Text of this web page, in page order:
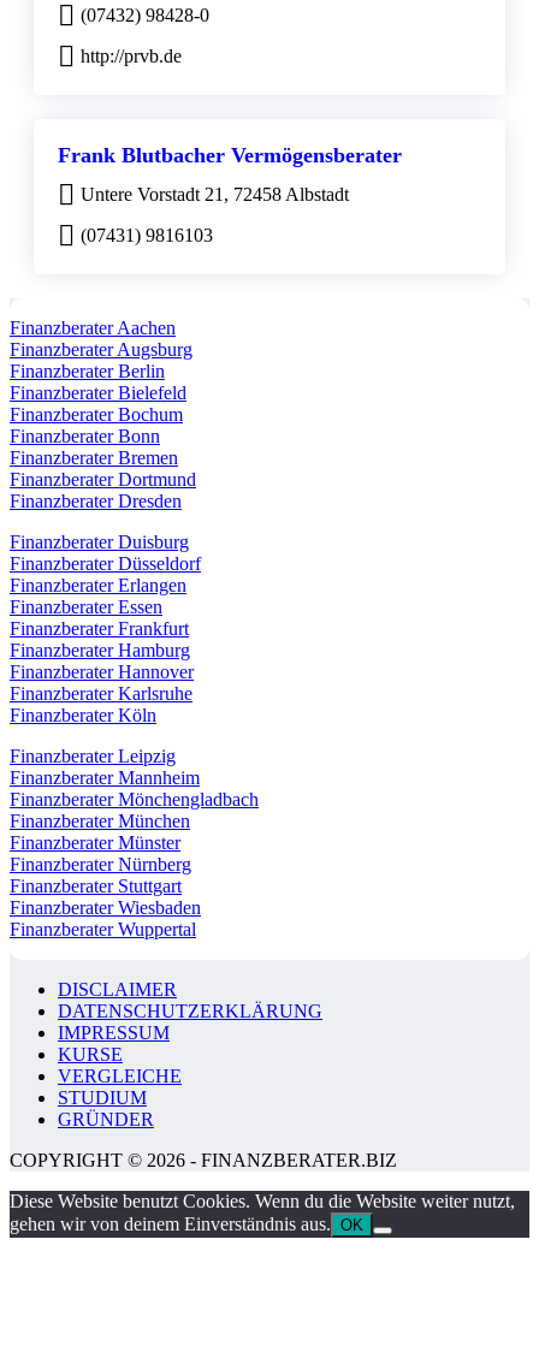
(07432) 98428-0
http://prvb.de
Frank Blutbacher Vermögensberater
Untere Vorstadt 21, 72458 Albstadt
(07431) 9816103
Finanzberater Aachen
Finanzberater Augsburg
Finanzberater Berlin
Finanzberater Bielefeld
Finanzberater Bochum
Finanzberater Bonn
Finanzberater Bremen
Finanzberater Dortmund
Finanzberater Dresden
Finanzberater Duisburg
Finanzberater Düsseldorf
Finanzberater Erlangen
Finanzberater Essen
Finanzberater Frankfurt
Finanzberater Hamburg
Finanzberater Hannover
Finanzberater Karlsruhe
Finanzberater Köln
Finanzberater Leipzig
Finanzberater Mannheim
Finanzberater Mönchengladbach
Finanzberater München
Finanzberater Münster
Finanzberater Nürnberg
Finanzberater Stuttgart
Finanzberater Wiesbaden
Finanzberater Wuppertal
DISCLAIMER
DATENSCHUTZERKLÄRUNG
IMPRESSUM
KURSE
VERGLEICHE
STUDIUM
GRÜNDER
COPYRIGHT © 2026 - FINANZBERATER.BIZ
Diese Website benutzt Cookies. Wenn du die Website weiter nutzt,
gehen wir von deinem Einverständnis aus. OK